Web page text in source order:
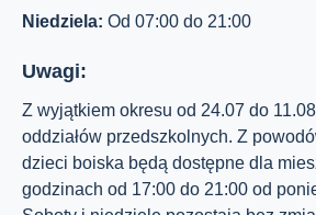
Niedziela: Od 07:00 do 21:00
Uwagi:
Z wyjątkiem okresu od 24.07 do
oddziałów przedszkolnych. Z
dzieci boiska będą dostępne dla
godzinach od 17:00 do 21:00 od